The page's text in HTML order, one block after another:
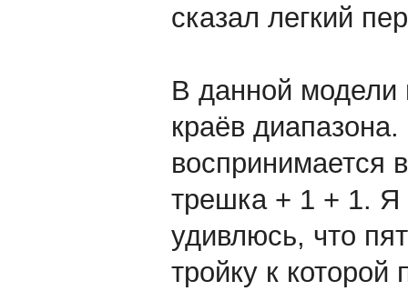
сказал легкий
В данной модели
краёв
воспринимается
трешка + 1 + 1. Я
удивлюсь, что
тройку к